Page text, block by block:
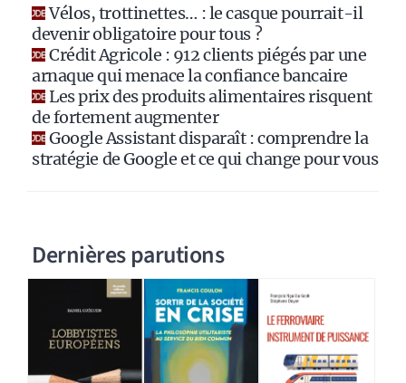
Vélos, trottinettes… : le casque pourrait-il
devenir obligatoire pour tous ?
Crédit Agricole : 912 clients piégés par une
arnaque qui menace la confiance bancaire
Les prix des produits alimentaires risquent
de fortement augmenter
Google Assistant disparaît : comprendre la
stratégie de Google et ce qui change pour vous
Dernières parutions